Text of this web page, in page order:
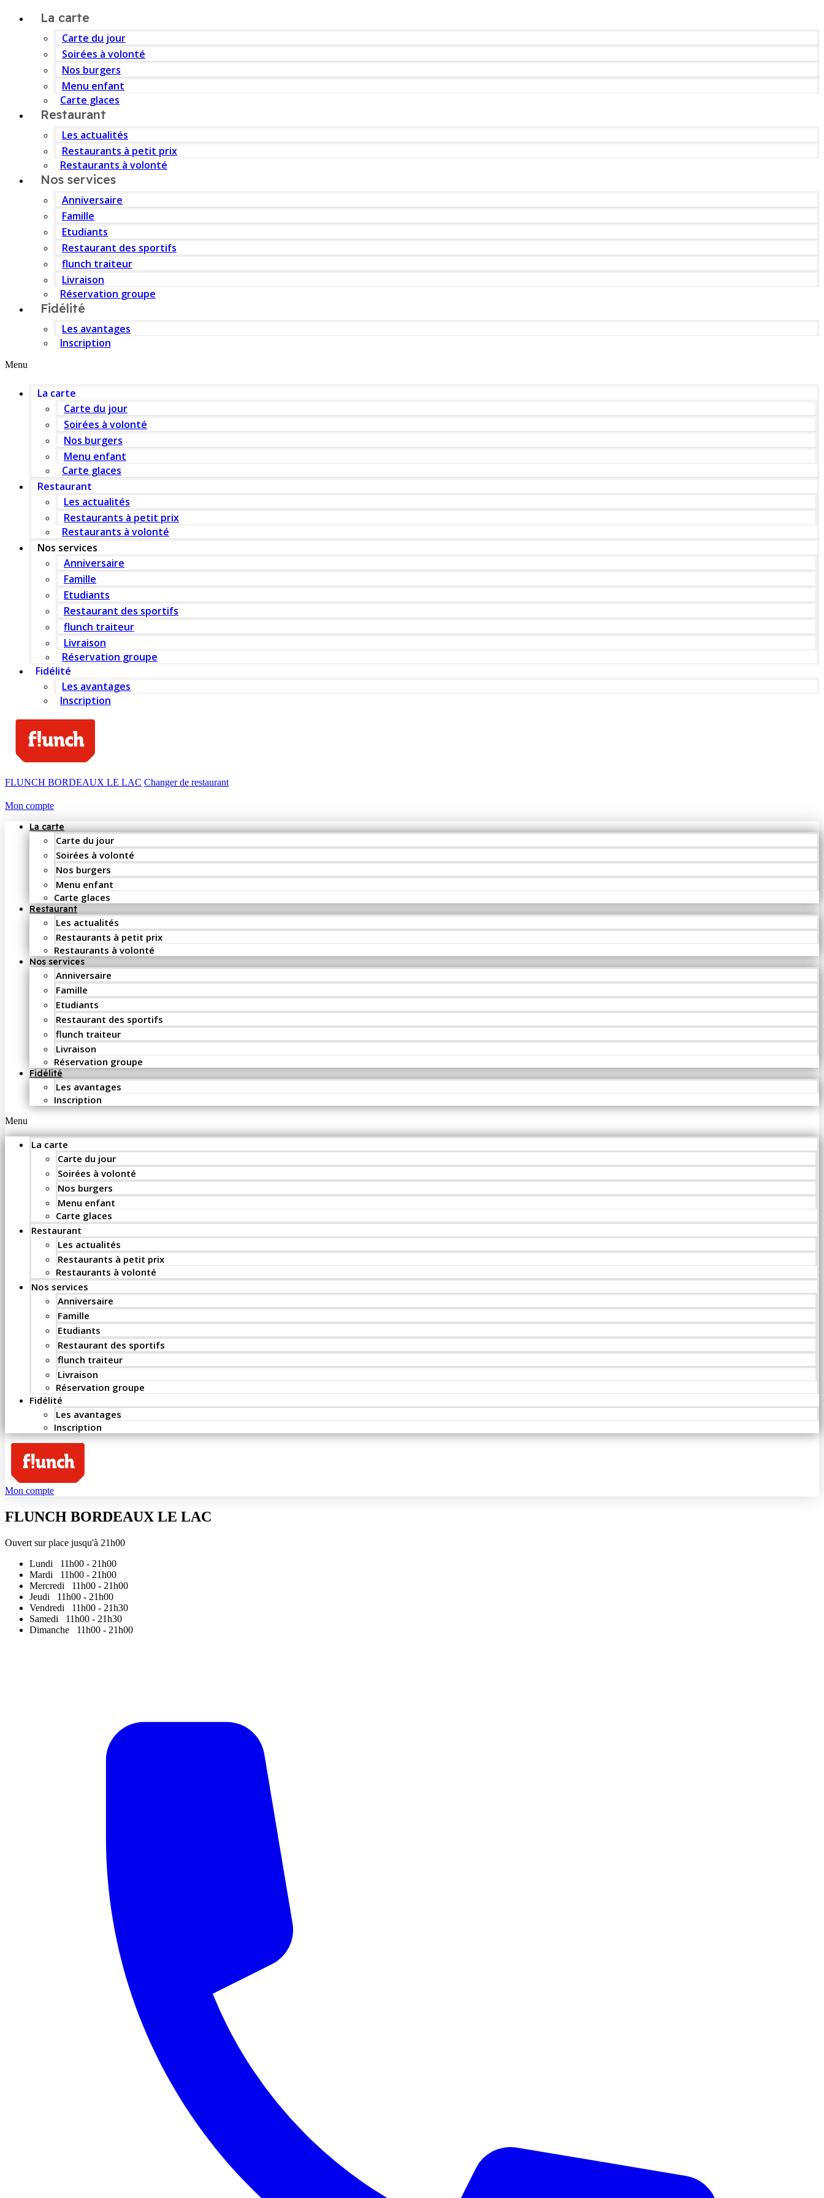
La carte
Carte du jour
Soirées à volonté
Nos burgers
Menu enfant
Carte glaces
Restaurant
Les actualités
Restaurants à petit prix
Restaurants à volonté
Nos services
Anniversaire
Famille
Etudiants
Restaurant des sportifs
flunch traiteur
Livraison
Réservation groupe
Fidélité
Les avantages
Inscription
Menu
La carte
Carte du jour
Soirées à volonté
Nos burgers
Menu enfant
Carte glaces
Restaurant
Les actualités
Restaurants à petit prix
Restaurants à volonté
Nos services
Anniversaire
Famille
Etudiants
Restaurant des sportifs
flunch traiteur
Livraison
Réservation groupe
Fidélité
Les avantages
Inscription
FLUNCH BORDEAUX LE LAC Changer de restaurant
Mon compte
La carte
Carte du jour
Soirées à volonté
Nos burgers
Menu enfant
Carte glaces
Restaurant
Les actualités
Restaurants à petit prix
Restaurants à volonté
Nos services
Anniversaire
Famille
Etudiants
Restaurant des sportifs
flunch traiteur
Livraison
Réservation groupe
Fidélité
Les avantages
Inscription
Menu
La carte
Carte du jour
Soirées à volonté
Nos burgers
Menu enfant
Carte glaces
Restaurant
Les actualités
Restaurants à petit prix
Restaurants à volonté
Nos services
Anniversaire
Famille
Etudiants
Restaurant des sportifs
flunch traiteur
Livraison
Réservation groupe
Fidélité
Les avantages
Inscription
Mon compte
FLUNCH BORDEAUX LE LAC
Ouvert sur place jusqu'à 21h00
Lundi
11h00 - 21h00
Mardi
11h00 - 21h00
Mercredi
11h00 - 21h00
Jeudi
11h00 - 21h00
Vendredi
11h00 - 21h30
Samedi
11h00 - 21h30
Dimanche
11h00 - 21h00